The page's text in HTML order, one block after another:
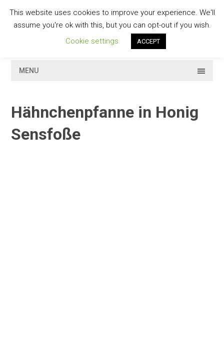
contentGESCHMACKVOLL
MENU
Hähnchenpfanne in Honig
Sensfoße
This website uses cookies to improve your experience. We'll
assume you're ok with this, but you can opt-out if you wish.
Cookie settings
ACCEPT